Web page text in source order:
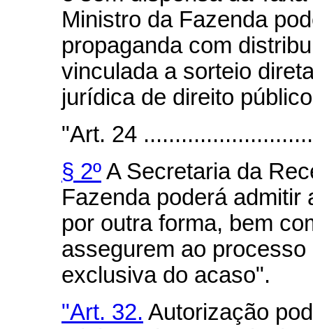
Ministro da Fazenda
propaganda com
vinculada a sorteio
jurídica de direito
"Art. 24
§ 2ºA Secretaria da
Fazenda poderá admitir
por outra forma, bem
assegurem ao
exclusiva do acaso".
"Art. 32. Autorização